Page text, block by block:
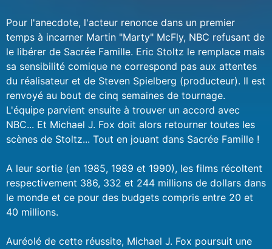
Pour l'anecdote, l'acteur renonce dans un premier
temps à incarner Martin "Marty" McFly, NBC refusant de
le libérer de Sacrée Famille. Eric Stoltz le remplace mais
sa sensibilité comique ne correspond pas aux attentes
du réalisateur et de Steven Spielberg (producteur). Il est
renvoyé au bout de cinq semaines de tournage.
L'équipe parvient ensuite à trouver un accord avec
NBC... Et Michael J. Fox doit alors retourner toutes les
scènes de Stoltz... Tout en jouant dans Sacrée Famille !
A leur sortie (en 1985, 1989 et 1990), les films récoltent
respectivement 386, 332 et 244 millions de dollars dans
le monde et ce pour des budgets compris entre 20 et
40 millions.
Auréolé de cette réussite, Michael J. Fox poursuit une